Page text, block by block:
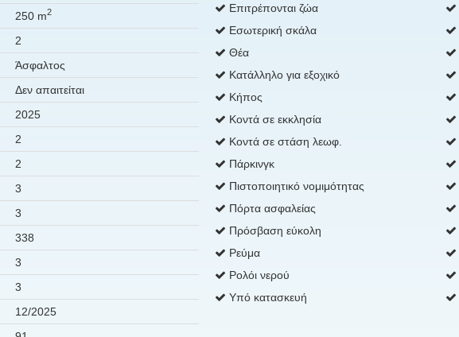
250 m2
2
Άσφαλτος
Δεν απαιτείται
2025
2
2
3
3
338
3
3
12/2025
Επιτρέπονται ζώα
Εσωτερική σκάλα
Θέα
Κατάλληλο για εξοχικό
Κήπος
Κοντά σε εκκλησία
Κοντά σε στάση λεωφ.
Πάρκινγκ
Πιστοποιητικό νομιμότητας
Πόρτα ασφαλείας
Πρόσβαση εύκολη
Ρεύμα
Ρολόι νερού
Υπό κατασκευή